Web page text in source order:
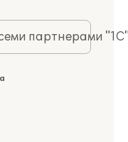
партнерами